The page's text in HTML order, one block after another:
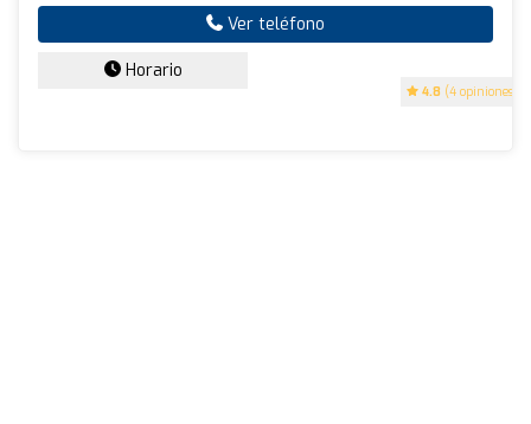
4.8 (4 opiniones)
Ver teléfono
Horario